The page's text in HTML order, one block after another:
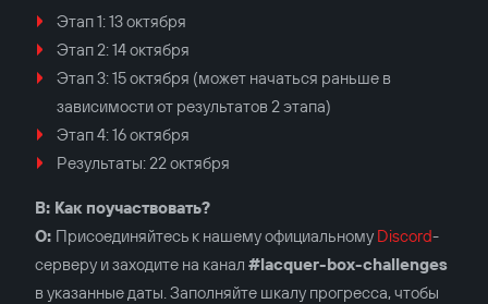
Этап 1: 13 октября
Этап 2: 14 октября
Этап 3: 15 октября (может начаться раньше в
зависимости от результатов 2 этапа)
Этап 4: 16 октября
Результаты: 22 октября
В: Как поучаствовать?
О: Присоединяйтесь к нашему официальному Discord-
серверу и заходите на канал #lacquer-box-challenges
в указанные даты. Заполняйте шкалу прогресса, чтобы